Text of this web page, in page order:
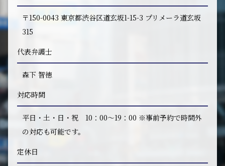
〒150-0043 東京都渋谷区道玄坂1-15-3 プリメーラ道玄坂
315
代表弁護士
森下 智徳
対応時間
平日・土・日・祝 10：00～19：00 ※事前予約で時間外
の対応も可能です。
定休日